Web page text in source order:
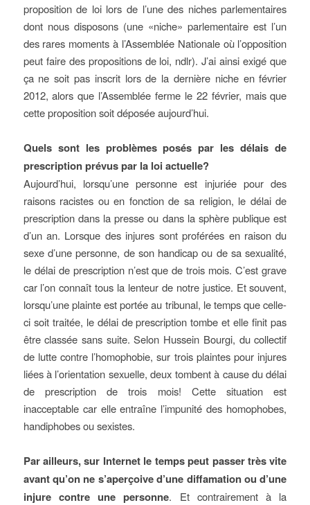
proposition de loi lors de l’une des niches parlementaires
dont nous disposons (une «niche» parlementaire est l’un
des rares moments à l’Assemblée Nationale où l’opposition
peut faire des propositions de loi, ndlr). J’ai ainsi exigé que
ça ne soit pas inscrit lors de la dernière niche en février
2012, alors que l’Assemblée ferme le 22 février, mais que
cette proposition soit déposée aujourd’hui.
Quels sont les problèmes posés par les délais de
prescription prévus par la loi actuelle?
Aujourd’hui, lorsqu’une personne est injuriée pour des
raisons racistes ou en fonction de sa religion, le délai de
prescription dans la presse ou dans la sphère publique est
d’un an. Lorsque des injures sont proférées en raison du
sexe d’une personne, de son handicap ou de sa sexualité,
le délai de prescription n’est que de trois mois. C’est grave
car l’on connaît tous la lenteur de notre justice. Et souvent,
lorsqu’une plainte est portée au tribunal, le temps que celle-
ci soit traitée, le délai de prescription tombe et elle finit pas
être classée sans suite. Selon Hussein Bourgi, du collectif
de lutte contre l’homophobie, sur trois plaintes pour injures
liées à l’orientation sexuelle, deux tombent à cause du délai
de prescription de trois mois! Cette situation est
inacceptable car elle entraîne l’impunité des homophobes,
handiphobes ou sexistes.
Par ailleurs, sur Internet le temps peut passer très vite
avant qu’on ne s’aperçoive d’une diffamation ou d’une
injure contre une personne. Et contrairement à la